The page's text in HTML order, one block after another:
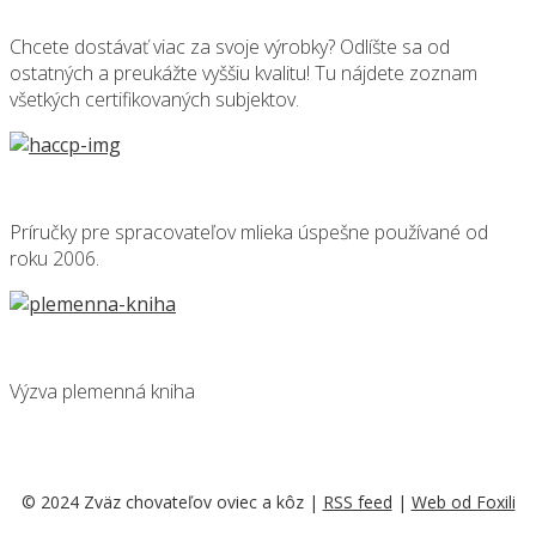
Chcete dostávať viac za svoje výrobky? Odlíšte sa od
ostatných a preukážte vyššiu kvalitu! Tu nájdete zoznam
všetkých certifikovaných subjektov.
Príručky pre spracovateľov mlieka úspešne používané od
roku 2006.
Výzva plemenná kniha
© 2024 Zväz chovateľov oviec a kôz | RSS feed | Web od Foxili